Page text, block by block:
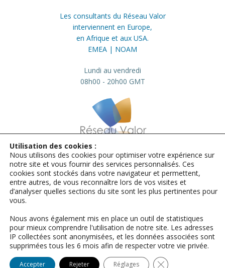
Les consultants du Réseau Valor
interviennent en Europe,
en Afrique et aux USA.
EMEA | NOAM
Lundi au vendredi
08h00 - 20h00 GMT
info@valor.pro +33 184 73 01 23
Mentions légales
© Microsoft | Sources Microsoft :
relatives aux produits Microsoft
© Adobe | Images Adobe Stock
Including illustrations by Midjourney
© 2009- 2026 | Réseau Valor
Utilisation des cookies :
Nous utilisons des cookies pour optimiser votre expérience sur
notre site et vous fournir des services personnalisés. Ces
cookies sont stockés dans votre navigateur et permettent,
entre autres, de vous reconnaître lors de vos visites et
d’analyser quelles sections du site sont les plus pertinentes pour
vous.
Nous avons également mis en place un outil de statistiques
pour mieux comprendre l'utilisation de notre site. Les adresses
IP collectées sont anonymisées, et les données associées sont
supprimées tous les 6 mois afin de respecter votre vie privée.
Accepter Rejeter Réglages Close GDPR